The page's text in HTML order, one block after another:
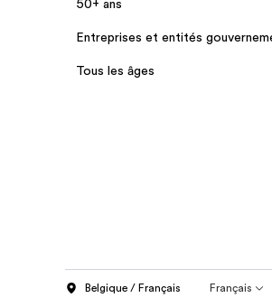
50+ ans
Entreprises et entités
Tous les âges
Belgique / Français Français